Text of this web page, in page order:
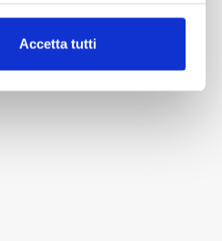
(impronte
Accetta tutti